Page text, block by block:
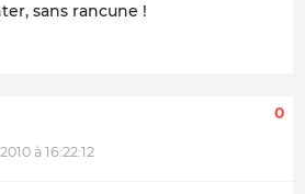
sans rancune !
à 16:22:12
0